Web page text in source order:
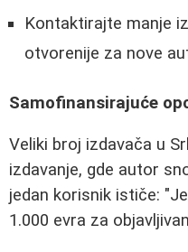
Kontaktirajte manje
otvorenije za nove
Samofinansirajuće
Veliki broj izdavača u
izdavanje, gde autor
jedan korisnik ističe:
1.000 evra za